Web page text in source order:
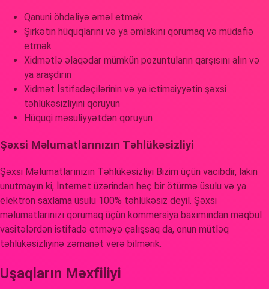
Qanuni öhdəliyə əməl etmək
Şirkətin hüquqlarını və ya əmlakını qorumaq və müdafiə
etmək
Xidmətlə əlaqədar mümkün pozuntuların qarşısını alın və
ya araşdırın
Xidmət İstifadəçilərinin və ya ictimaiyyətin şəxsi
təhlükəsizliyini qoruyun
Hüquqi məsuliyyətdən qoruyun
Şəxsi Məlumatlarınızın Təhlükəsizliyi
Şəxsi Məlumatlarınızın Təhlükəsizliyi Bizim üçün vacibdir, lakin
unutmayın ki, İnternet üzərindən heç bir ötürmə üsulu və ya
elektron saxlama üsulu 100% təhlükəsiz deyil. Şəxsi
məlumatlarınızı qorumaq üçün kommersiya baxımından məqbul
vasitələrdən istifadə etməyə çalışsaq da, onun mütləq
təhlükəsizliyinə zəmanət verə bilmərik.
Uşaqların Məxfiliyi